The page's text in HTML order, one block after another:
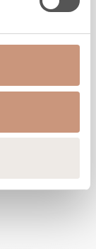
300kg